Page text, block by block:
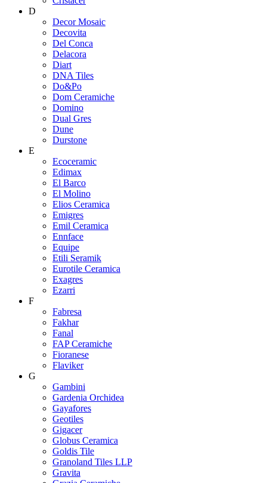
D
Decor Mosaic
Decovita
Del Conca
Delacora
Diart
DNA Tiles
Do&Po
Dom Ceramiche
Domino
Dual Gres
Dune
Durstone
E
Ecoceramic
Edimax
El Barco
El Molino
Elios Ceramica
Emigres
Emil Ceramica
Ennface
Equipe
Etili Seramik
Eurotile Ceramica
Exagres
Ezarri
F
Fabresa
Fakhar
Fanal
FAP Ceramiche
Fioranese
Flaviker
G
Gambini
Gardenia Orchidea
Gayafores
Geotiles
Gigacer
Globus Ceramica
Goldis Tile
Granoland Tiles LLP
Gravita